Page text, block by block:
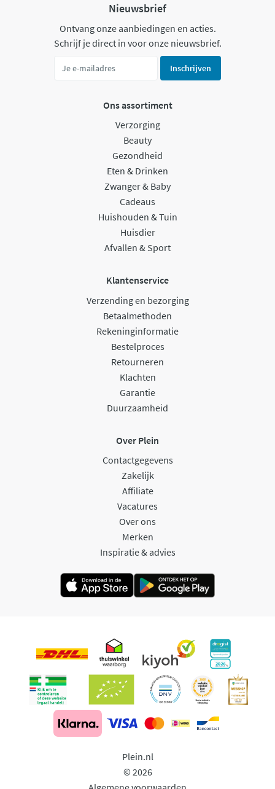
Nieuwsbrief
Ontvang onze aanbiedingen en acties.
Schrijf je direct in voor onze nieuwsbrief.
Inschrijven
Ons assortiment
Verzorging
Beauty
Gezondheid
Eten & Drinken
Zwanger & Baby
Cadeaus
Huishouden & Tuin
Huisdier
Afvallen & Sport
Klantenservice
Verzending en bezorging
Betaalmethoden
Rekeninginformatie
Bestelproces
Retourneren
Klachten
Garantie
Duurzaamheid
Over Plein
Contactgegevens
Zakelijk
Affiliate
Vacatures
Over ons
Merken
Inspiratie & advies
Plein.nl
© 2026